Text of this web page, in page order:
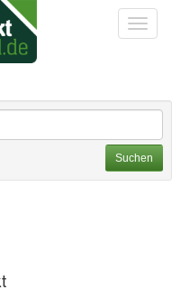
Toggle
ein. Sie können
Suchen